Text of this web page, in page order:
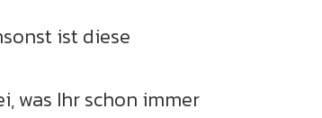
ist diese
was Ihr schon immer